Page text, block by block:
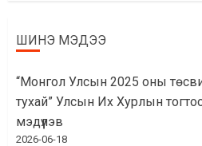
ШИНЭ МЭДЭЭ
“Монгол Улсын 2025 оны
тухай” Улсын Их Хурлын
мэдүүлэв
2026-06-18